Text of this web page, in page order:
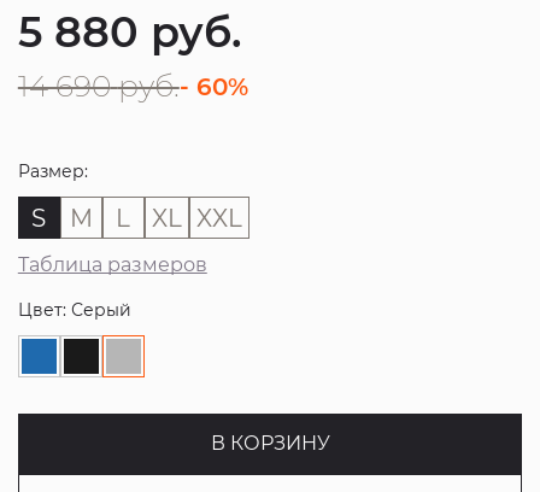
5 880 руб.
14 690 руб.- 60%
Размер:
S M L XL XXL
Таблица размеров
Цвет: Серый
В КОРЗИНУ